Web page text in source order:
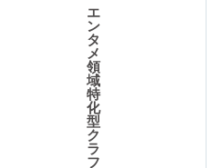
エ
ン
タ
メ
領
域
特
化
型
ク
ラ
フ